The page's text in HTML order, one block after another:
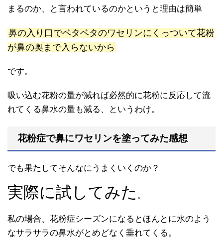
まるのか、と言われているのかというと理由は簡単
鼻の入り口でベタベタのワセリンにくっついて花粉
が鼻の奥まで入らないから
です。
吸い込む花粉の量が減れば必然的に花粉に反応して流
れてくる鼻水の量も減る、というわけ。
花粉症で鼻にワセリンを塗ってみた感想
でも果たしてそんなにうまくいくのか？
実際に試してみた 。
私の場合、花粉症シーズンになるとほんとに水のよう
なサラサラの鼻水がとめどなく垂れてくる。